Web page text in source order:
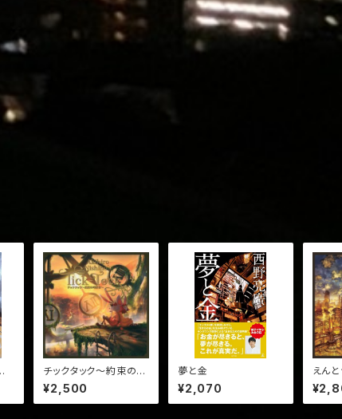
チックタック～約束の時
計台～
¥2,500
夢と金
¥2,070
えん